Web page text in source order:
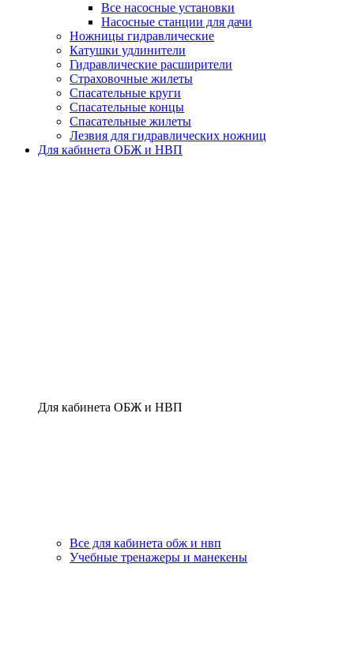
Все насосные установки
Насосные станции для дачи
Ножницы гидравлические
Катушки удлинители
Гидравлические расширители
Страховочные жилеты
Спасательные круги
Спасательные концы
Спасательные жилеты
Лезвия для гидравлических ножниц
Для кабинета ОБЖ и НВП
Для кабинета ОБЖ и НВП
Все для кабинета обж и нвп
Учебные тренажеры и манекены